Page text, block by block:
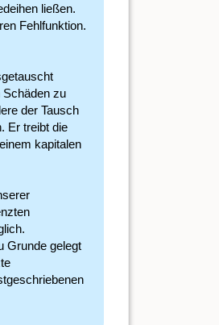
ließen.
Fehlfunktion.
zu
der Tausch
Er treibt die
kapitalen
Grunde gelegt